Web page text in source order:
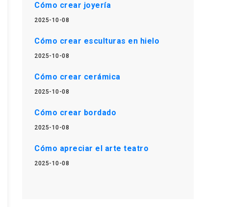
Cómo crear joyería
2025-10-08
Cómo crear esculturas en hielo
2025-10-08
Cómo crear cerámica
2025-10-08
Cómo crear bordado
2025-10-08
Cómo apreciar el arte teatro
2025-10-08